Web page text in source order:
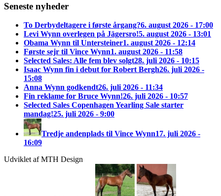
Seneste nyheder
To Derbydeltagere i første årgang?6. august 2026 - 17:00
Levi Wynn overlegen på Jägersro!5. august 2026 - 13:01
Obama Wynn til Untersteiner1. august 2026 - 12:14
Første sejr til Vince Wynn1. august 2026 - 11:58
Selected Sales: Alle fem blev solgt28. juli 2026 - 10:15
Isaac Wynn fin i debut for Robert Bergh26. juli 2026 -
15:08
Anna Wynn godkendt26. juli 2026 - 11:34
Fin reklame for Bruce Wynn!26. juli 2026 - 10:57
Selected Sales Copenhagen Yearling Sale starter
mandag!25. juli 2026 - 9:00
Tredje andenplads til Vince Wynn17. juli 2026 -
16:09
Udviklet af MTH Design